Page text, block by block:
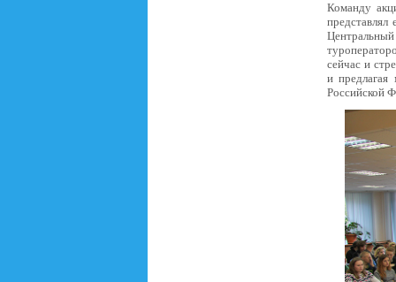
Команду
сейчас и
и предлагая
Российской